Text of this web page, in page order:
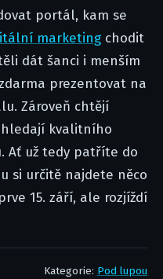
portál, kam se
marketing chodit
dát šanci i menším
prezentovat na
Zároveň chtějí
hledají kvalitního
Ať už tedy patříte do
si určitě najdete něco
15. září, ale rozjíždí
Kategorie: Pod lupou